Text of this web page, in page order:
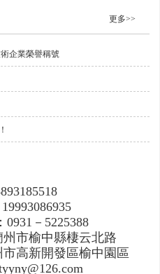
更多>>
企業榮譽稱號
－5225388
市榆中縣棲云北路
高新開發區榆中園區